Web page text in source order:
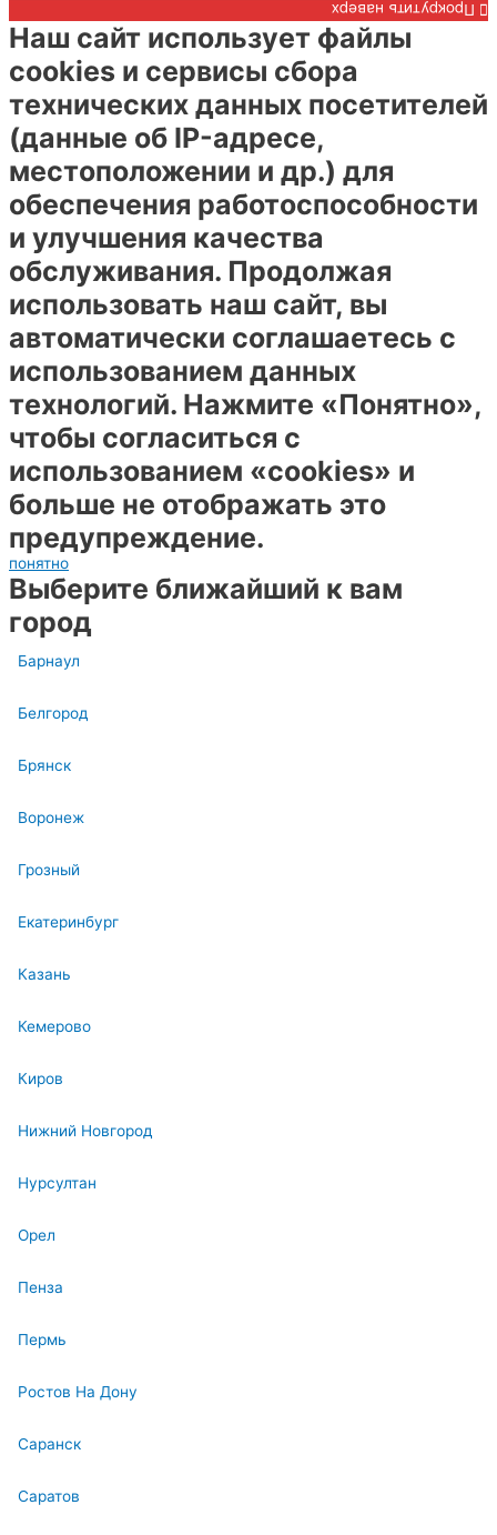
Прокрутить наверх
Наш сайт использует файлы
cookies и сервисы сбора
технических данных посетителей
(данные об IP-адресе,
местоположении и др.) для
обеспечения работоспособности
и улучшения качества
обслуживания. Продолжая
использовать наш сайт, вы
автоматически соглашаетесь с
использованием данных
технологий. Нажмите «Понятно»,
чтобы согласиться с
использованием «cookies» и
больше не отображать это
предупреждение.
понятно
Выберите ближайший к вам
город
Барнаул
Белгород
Брянск
Воронеж
Грозный
Екатеринбург
Казань
Кемерово
Киров
Нижний Новгород
Нурсултан
Орел
Пенза
Пермь
Ростов На Дону
Саранск
Саратов